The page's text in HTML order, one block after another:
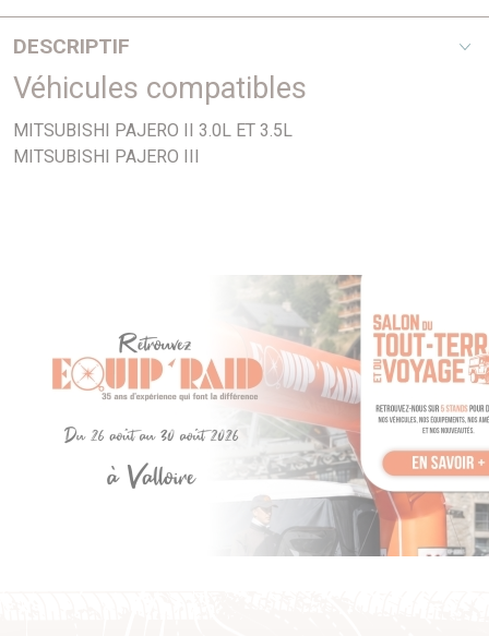
DESCRIPTIF
3,5i - Plat
Véhicules compatibles
MITSUBISHI PAJERO II 3.0L ET 3.5L
MITSUBISHI PAJERO III